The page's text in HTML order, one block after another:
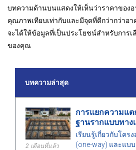
บทความด้านบนแสดงให้เห็นว่าราคาของ
คุณภาพเทียบเท่ากับและมีจุดที่ดีกว่ากว่าอ
จะได้ให้ข้อมูลที่เป็นประโยชน์สำหรับการเ
ของคุณ
บทความล่าสุด
2 เดือนที่แล้ว
การแยกความแต
ฐานรากแบบทาง
แบบสองทาง
เรียนรู้เกี่ยวกับโคร
(one-way) และแบ